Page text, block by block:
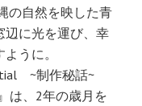
の自然を映した青
辺に光を運び、幸
ように。
~制作秘話~
』は、2年の歳月を